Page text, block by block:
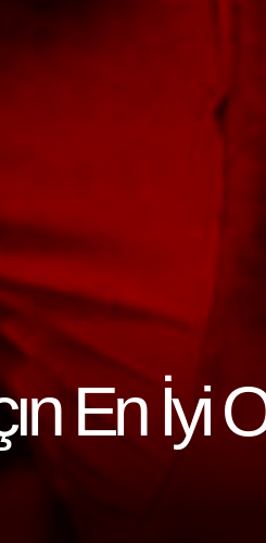
En İyi